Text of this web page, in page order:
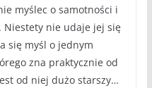
myślec o samotności i
Niestety nie udaje jej się
się myśl o jednym
zna praktycznie od
od niej dużo starszy…